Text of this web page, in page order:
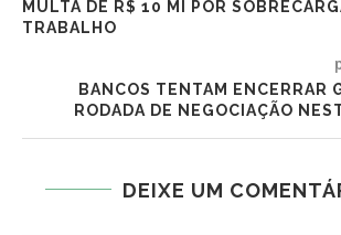
MULTA DE R$ 10 MI POR
TRABALHO
BANCOS TENTAM ENCERRAR
RODADA DE NEGOCIAÇÃO
DEIXE UM